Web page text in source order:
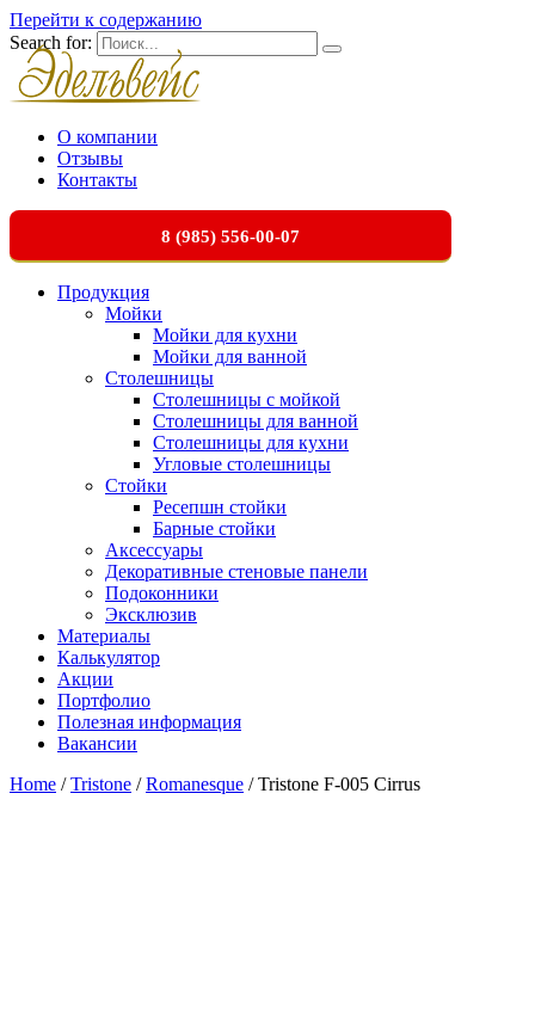
Перейти к содержанию
Search for:
О компании
Отзывы
Контакты
8 (985) 556-00-07
Продукция
Мойки
Мойки для кухни
Мойки для ванной
Столешницы
Столешницы с мойкой
Столешницы для ванной
Столешницы для кухни
Угловые столешницы
Стойки
Ресепшн стойки
Барные стойки
Аксессуары
Декоративные стеновые панели
Подоконники
Эксклюзив
Материалы
Калькулятор
Акции
Портфолио
Полезная информация
Вакансии
Home /Tristone /Romanesque / Tristone F-005 Cirrus